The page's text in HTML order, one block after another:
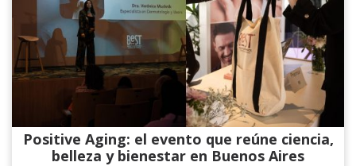
Positive Aging: el evento que reúne ciencia,
belleza y bienestar en Buenos Aires